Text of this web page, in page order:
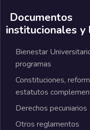
Documentos
institucionales y
Bienestar
programas
Constituciones,
estatutos
Derechos pecuniarios
Otros reglamentos